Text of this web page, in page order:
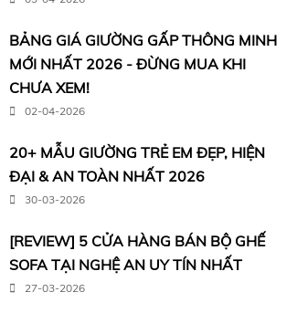
BẢNG GIÁ GIƯỜNG GẤP THÔNG MINH
MỚI NHẤT 2026 - ĐỪNG MUA KHI
CHƯA XEM!
02-04-2026
20+ MẪU GIƯỜNG TRẺ EM ĐẸP, HIỆN
ĐẠI & AN TOÀN NHẤT 2026
30-03-2026
[REVIEW] 5 CỬA HÀNG BÁN BỘ GHẾ
SOFA TẠI NGHỆ AN UY TÍN NHẤT
27-03-2026